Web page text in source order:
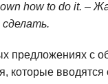
how to do it. –
сделать.
предложениях с
которые